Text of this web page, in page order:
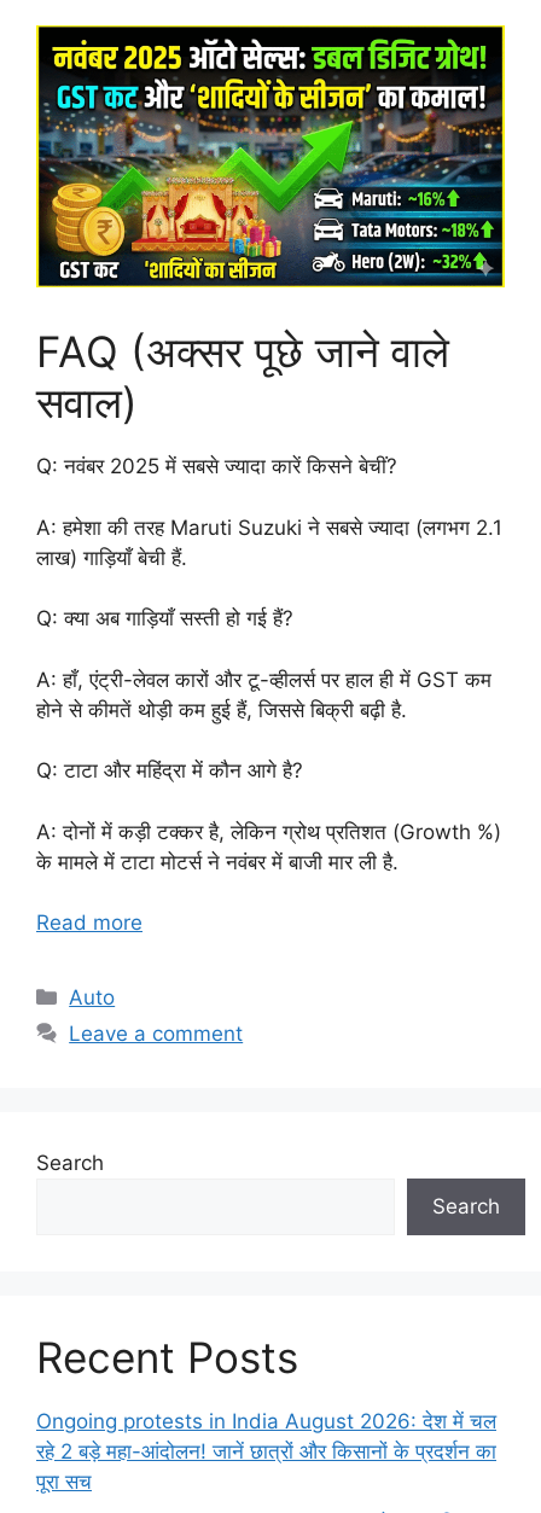
FAQ (अक्सर पूछे जाने वाले
सवाल)
Q: नवंबर 2025 में सबसे ज्यादा कारें किसने बेचीं?
A: हमेशा की तरह Maruti Suzuki ने सबसे ज्यादा (लगभग 2.1
लाख) गाड़ियाँ बेची हैं.
Q: क्या अब गाड़ियाँ सस्ती हो गई हैं?
A: हाँ, एंट्री-लेवल कारों और टू-व्हीलर्स पर हाल ही में GST कम
होने से कीमतें थोड़ी कम हुई हैं, जिससे बिक्री बढ़ी है.
Q: टाटा और महिंद्रा में कौन आगे है?
A: दोनों में कड़ी टक्कर है, लेकिन ग्रोथ प्रतिशत (Growth %)
के मामले में टाटा मोटर्स ने नवंबर में बाजी मार ली है.
Read more
Categories
Auto
Leave a comment
Search
Search
Recent Posts
Ongoing protests in India August 2026: देश में चल
रहे 2 बड़े महा-आंदोलन! जानें छात्रों और किसानों के प्रदर्शन का
पूरा सच